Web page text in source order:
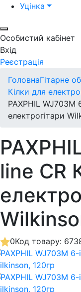
Уцінка
Особистий кабінет
Вхід
Реєстрація
ГоловнаГітарне
Кілки для
PAXPHIL WJ703M
електрогітари
line CR
0Код товару: